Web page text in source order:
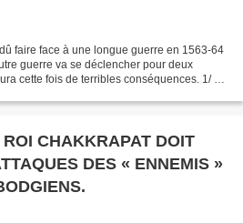
faire face à une longue guerre en 1563-64
guerre va se déclencher pour deux
cette fois de terribles conséquences. 1/ La
CHAKKRAPAT DOIT
DES « ENNEMIS »